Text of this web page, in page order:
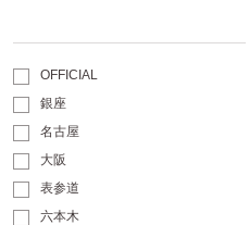
OFFICIAL
銀座
名古屋
大阪
表参道
六本木